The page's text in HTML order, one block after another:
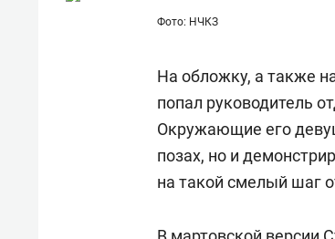
Фото: НЧКЗ
На обложку, а также
попал руководитель
Окружающие его
позах, но и
на такой смелый шаг